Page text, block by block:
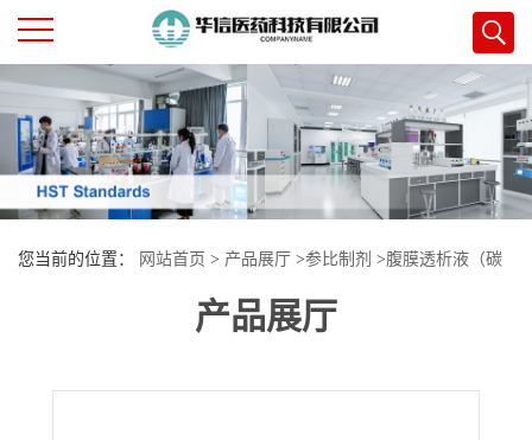
公
司
首
页
司
您当前的位置： 网站首页 > 产品展厅 >参比制剂 >腹膜透析液（碳
产品展厅